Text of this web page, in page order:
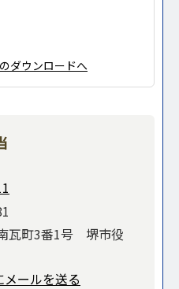
ダウンロードへ
瓦町3番1号 堺市役
ールを送る